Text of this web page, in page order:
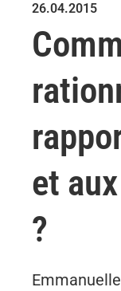
26.04.2015
et
?